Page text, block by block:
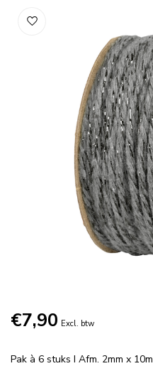
€7,90 Excl. btw
Pak à 6 stuks I Afm. 2mm x 10m